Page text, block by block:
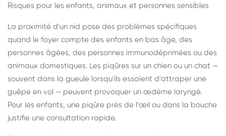
Risques pour les enfants, animaux et personnes sensibles
La proximité d'un nid pose des problèmes spécifiques
quand le foyer compte des enfants en bas âge, des
personnes âgées, des personnes immunodéprimées ou des
animaux domestiques. Les piqûres sur un chien ou un chat —
souvent dans la gueule lorsqu'ils essaient d'attraper une
guêpe en vol — peuvent provoquer un œdème laryngé.
Pour les enfants, une piqûre près de l'œil ou dans la bouche
justifie une consultation rapide.